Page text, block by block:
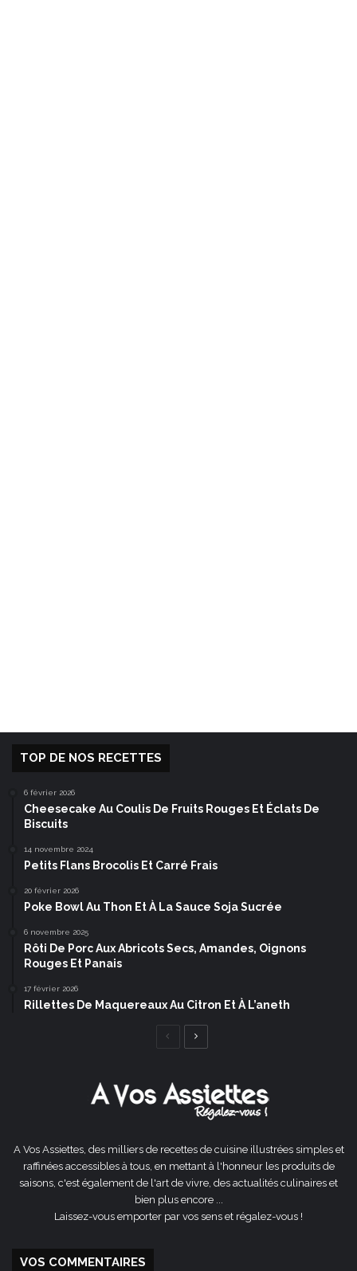
TOP DE NOS RECETTES
6 février 2026
Cheesecake Au Coulis De Fruits Rouges Et Éclats De
Biscuits
14 novembre 2024
Petits Flans Brocolis Et Carré Frais
20 février 2026
Poke Bowl Au Thon Et À La Sauce Soja Sucrée
6 novembre 2025
Rôti De Porc Aux Abricots Secs, Amandes, Oignons
Rouges Et Panais
17 février 2026
Rillettes De Maquereaux Au Citron Et À L’aneth
Page
A Vos Assiettes, des milliers de recettes de cuisine illustrées simples et
raffinées accessibles à tous, en mettant à l'honneur les produits de
saisons, c'est également de l'art de vivre, des actualités culinaires et
bien plus encore ...
Laissez-vous emporter par vos sens et régalez-vous !
VOS COMMENTAIRES